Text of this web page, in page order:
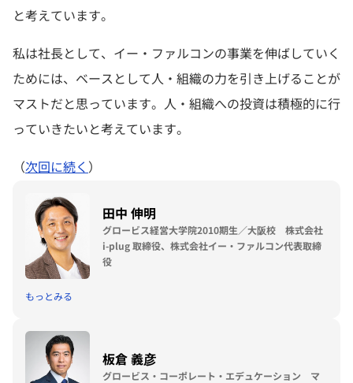
と考えています。
私は社長として、イー・ファルコンの事業を伸ばしていく
ためには、ベースとして人・組織の力を引き上げることが
マストだと思っています。人・組織への投資は積極的に行
っていきたいと考えています。
（次回に続く ）
田中 伸明
グロービス経営大学院2010期生／大阪校 株式会社
i-plug 取締役、株式会社イー・ファルコン代表取締
役
もっとみる
板倉 義彦
グロービス・コーポレート・エデュケーション マ